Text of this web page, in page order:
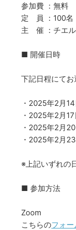
参加費 ：無料
定 員 ：100名
主 催 ：チエ
■ 開催日時
下記日程にてお
・2025年2月
・2025年2月
・2025年2月
・2025年2月
※上記いずれの
■ 参加方法
Zoom
こちらのフォー